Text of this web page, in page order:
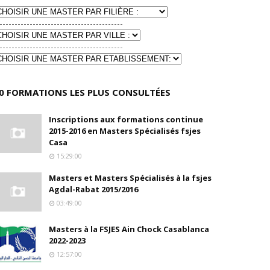
FORMATIONS LES PLUS CONSULTÉES
Inscriptions aux formations continue
2015-2016 en Masters Spécialisés fsjes
Casa
15:29:00
Masters et Masters Spécialisés à la fsjes
Agdal-Rabat 2015/2016
03:49:00
Masters à la FSJES Ain Chock Casablanca
2022-2023
12:57:00